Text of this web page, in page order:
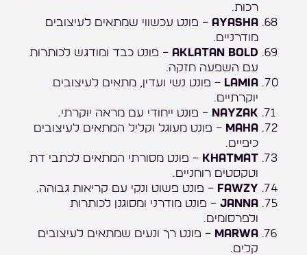
רכות.
Ayasha – פונט עכשווי שמתאים לעיצובים
מודרניים.
Aklatan Bold – פונט כבד ומודגש לכותרות
עם השפעה חזקה.
Lamia – פונט נשי ועדין, מתאים לעיצובים
יוקרתיים.
Nayzak – פונט ייחודי עם מראה יוקרתי.
Maha – פונט מעוגל וקליל המתאים לעיצובים
כיפיים.
Khatmat – פונט מסורתי המתאים לכתבי דת
וטקסטים רוחניים.
Fawzy – פונט פשוט ונקי עם קריאות גבוהה.
Janna – פונט מודרני ומסוגנן לכותרות
ולפרסומים.
Marwa – פונט רך ונעים שמתאים לעיצובים
קלים.